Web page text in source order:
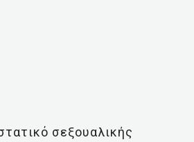
σεξουαλικής